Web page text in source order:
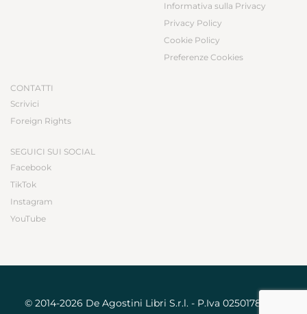
Informativa sulla Privacy
Privacy Policy
Cookie Policy
Preferenze Cookies
CONTATTI
Scrivici
Foreign Rights
SEGUICI SUI SOCIAL
Facebook
TikTok
Instagram
YouTube
© 2014-2026 De Agostini Libri S.r.l. - P.Iva 02501780031